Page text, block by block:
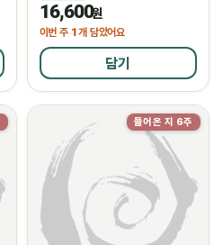
냉장
16,600원
이번 주 1개 담았어요
담기
들어온 지 6주